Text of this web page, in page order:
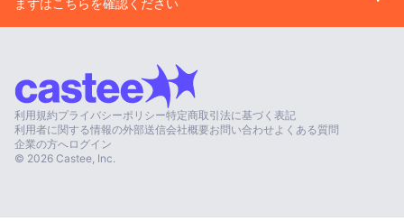
まずはこちらを確認ください
利用規約プライバシーポリシー特定商取引法に基づく表記
利用者に関する情報の外部送信会社概要お問い合わせ よくある質問
企業の方へログイン
© 2026 Castee, Inc.